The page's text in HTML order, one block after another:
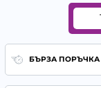
БЪРЗА ПОРЪЧКА